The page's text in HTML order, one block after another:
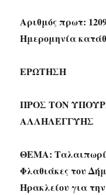
Αριθμός πρωτ:
Ημερομηνία
ΕΡΩΤΗΣΗ
ΠΡΟΣ ΤΟΝ
ΑΛΛΗΛΕΓΓΥΗΣ
ΘΕΜΑ:
Φλαθιάκες του
Ηρακλείου για